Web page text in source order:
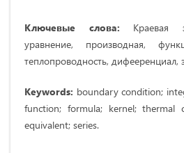
Ключевые слова: Краевая
уравнение, производная,
теплопроводность, дифееренциал,
Keywords: boundary condition;
function; formula; kernel; thermal
equivalent; series.